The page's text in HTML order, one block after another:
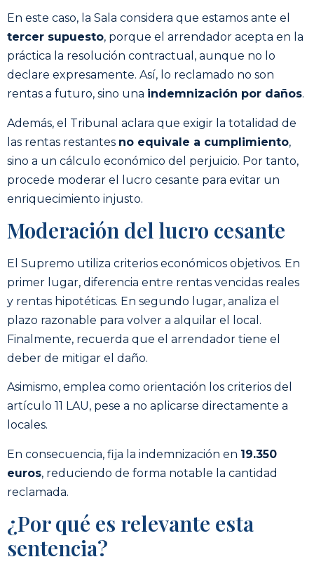
En este caso, la Sala considera que estamos ante el
tercer supuesto, porque el arrendador acepta en la
práctica la resolución contractual, aunque no lo
declare expresamente. Así, lo reclamado no son
rentas a futuro, sino una indemnización por daños.
Además, el Tribunal aclara que exigir la totalidad de
las rentas restantes no equivale a cumplimiento,
sino a un cálculo económico del perjuicio. Por tanto,
procede moderar el lucro cesante para evitar un
enriquecimiento injusto.
Moderación del lucro cesante
El Supremo utiliza criterios económicos objetivos. En
primer lugar, diferencia entre rentas vencidas reales
y rentas hipotéticas. En segundo lugar, analiza el
plazo razonable para volver a alquilar el local.
Finalmente, recuerda que el arrendador tiene el
deber de mitigar el daño.
Asimismo, emplea como orientación los criterios del
artículo 11 LAU, pese a no aplicarse directamente a
locales.
En consecuencia, fija la indemnización en 19.350
euros, reduciendo de forma notable la cantidad
reclamada.
¿Por qué es relevante esta
sentencia?